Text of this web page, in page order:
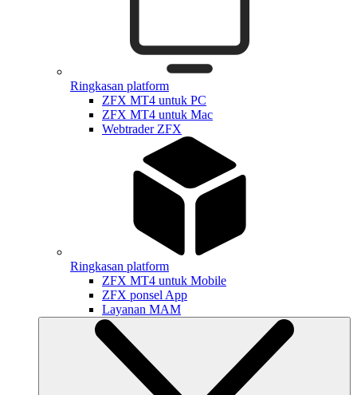
Ringkasan platform
ZFX MT4 untuk PC
ZFX MT4 untuk Mac
Webtrader ZFX
Ringkasan platform
ZFX MT4 untuk Mobile
ZFX ponsel App
Layanan MAM